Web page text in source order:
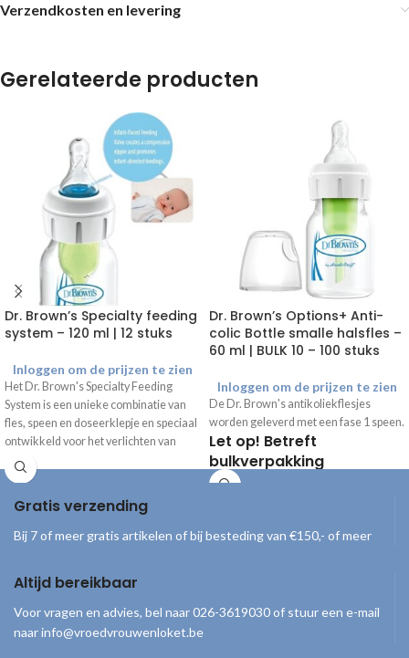
Verzendkosten en levering
Gerelateerde producten
Dr. Brown’s Specialty feeding
system – 120 ml | 12 stuks
Inloggen om de prijzen te zien
Het Dr. Brown's Specialty Feeding
System is een unieke combinatie van
fles, speen en doseerklepje en speciaal
ontwikkeld voor het verlichten van
gecompliceerde orale
voedingsproblemen.
De Dr. Brown's Specialty
Feeding Systemen
worden als losse
Inhoud
12x fase 1 speen
12x extra blauw doseerklepje
Dr. Brown’s Options+ Anti-
colic Bottle smalle halsfles –
60 ml | BULK 10 – 100 stuks
Inloggen om de prijzen te zien
De Dr. Brown's antikoliekflesjes
worden geleverd met een fase 1 speen.
Let op! Betreft
bulkverpakking
Gratis verzending
Bij 7 of meer gratis artikelen of bij besteding van €150,- of meer
Altijd bereikbaar
Voor vragen en advies, bel naar 026-3619030 of stuur een e-mail
naar info@vroedvrouwenloket.be